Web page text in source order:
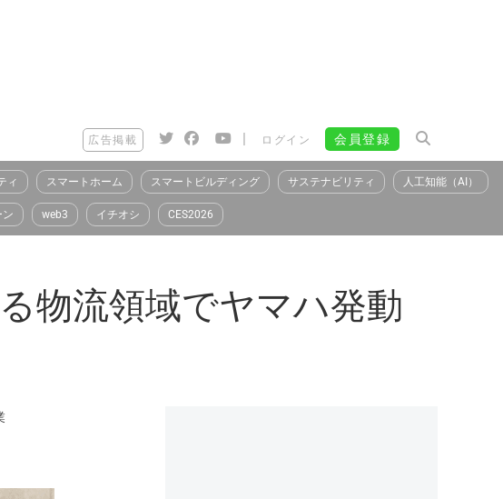
広告掲載 | ログイン 会員登録
ィ スマートホーム スマートビルディング サステナビリティ 人工知能（AI）
ン web3 イチオシ CES2026
物流領域でヤマハ発動